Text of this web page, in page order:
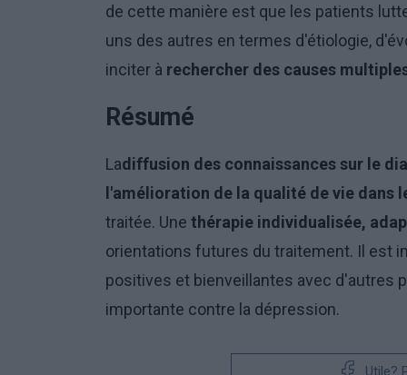
de cette manière est que les patients
uns des autres en termes d'étiologie,
inciter à rechercher des causes
Résumé
Ladiffusion des connaissances sur le
l'amélioration de la qualité de vie dans
traitée. Une thérapie individualisée,
orientations futures du traitement. Il est
positives et bienveillantes avec
importante contre la dépression.
Utile?